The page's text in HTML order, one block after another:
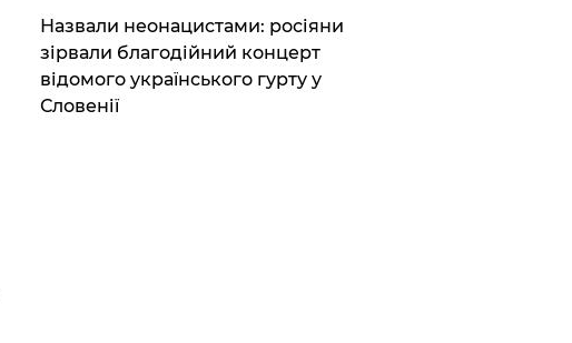
Назвали неонацистами: росіяни
зірвали благодійний концерт
відомого українського гурту у
Словенії